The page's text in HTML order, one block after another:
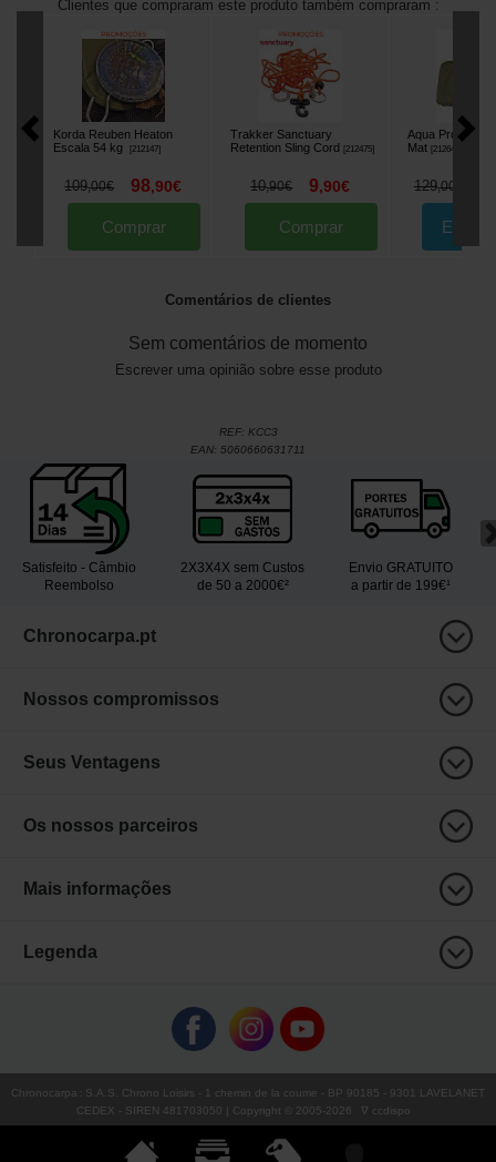
Clientes que compraram este produto também compraram :
Korda Reuben Heaton
Escala 54 kg
[212147]
109,00€ 98,90€
Comprar
Trakker Sanctuary
Retention Sling Cord
[212475]
10,90€ 9,90€
Comprar
Aqua Products
Mat [212647
129,00
Comentários de clientes
Sem comentários de momento
Escrever uma opinião sobre esse produto
REF: KCC3
EAN: 5060660631711
Satisfeito - Câmbio
Reembolso
2X3X4X sem Custos
de 50 a 2000€²
Envio GRATUITO
a partir de 199€¹
Chronocarpa.pt
Nossos compromissos
Seus Ventagens
Os nossos parceiros
Mais informações
Legenda
Chronocarpa : S.A.S. Chrono Loisirs - 1 chemin de la coume - BP 90185 - 9301 LAVELANET
CEDEX - SIREN 481703050 | Copyright © 2005-2026 ∇ ccdispo